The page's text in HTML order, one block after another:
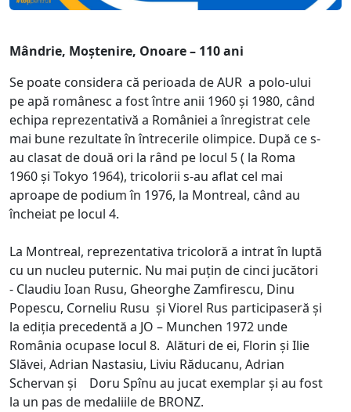
Mândrie, Moștenire, Onoare – 110 ani
Se poate considera că perioada de AUR a polo-ului
pe apă românesc a fost între anii 1960 și 1980, când
echipa reprezentativă a României a înregistrat cele
mai bune rezultate în întrecerile olimpice. După ce s-
au clasat de două ori la rând pe locul 5 ( la Roma
1960 și Tokyo 1964), tricolorii s-au aflat cel mai
aproape de podium în 1976, la Montreal, când au
încheiat pe locul 4.
La Montreal, reprezentativa tricoloră a intrat în luptă
cu un nucleu puternic. Nu mai puțin de cinci jucători
- Claudiu Ioan Rusu, Gheorghe Zamfirescu, Dinu
Popescu, Corneliu Rusu și Viorel Rus participaseră și
la ediția precedentă a JO – Munchen 1972 unde
România ocupase locul 8. Alături de ei, Florin și Ilie
Slăvei, Adrian Nastasiu, Liviu Răducanu, Adrian
Schervan și Doru Spînu au jucat exemplar și au fost
la un pas de medaliile de BRONZ.